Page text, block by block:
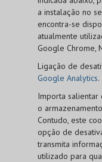
a instalação no
encontra-se
atualmente
Google Chrome,
Ligação de
Google Analytics.
Importa salientar
o
Contudo, este
opção de
transmita
utilizado para